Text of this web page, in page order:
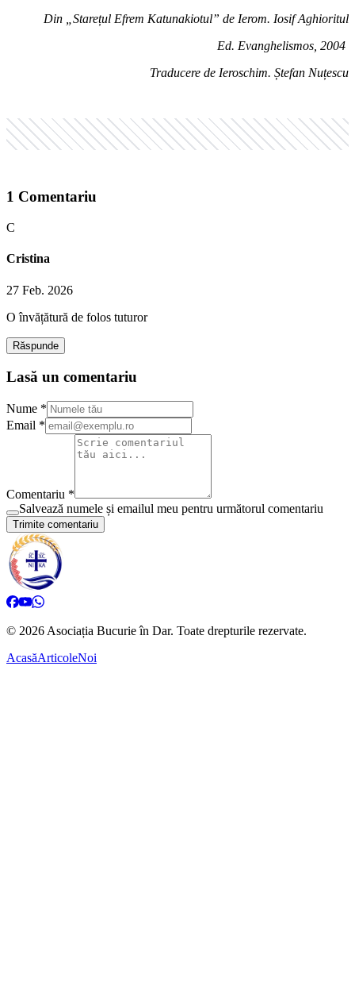
Din „Starețul Efrem Katunakiotul” de Ierom. Iosif Aghioritul
Ed. Evanghelismos, 2004
Traducere de Ieroschim. Ștefan Nuțescu
1 Comentariu
C
Cristina
27 Feb. 2026
O învățătură de folos tuturor
Răspunde
Lasă un comentariu
Nume *
Email *
Comentariu *
Salvează numele și emailul meu pentru următorul comentariu
Trimite comentariu
© 2026 Asociația Bucurie în Dar. Toate drepturile rezervate.
AcasăArticoleNoi